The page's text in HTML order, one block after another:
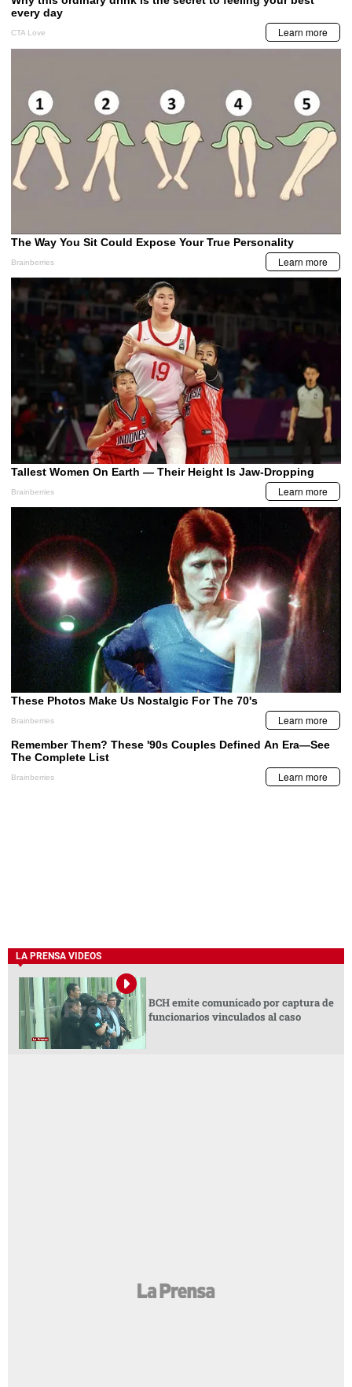
LA PRENSA VIDEOS
BCH emite comunicado por captura de
funcionarios vinculados al caso